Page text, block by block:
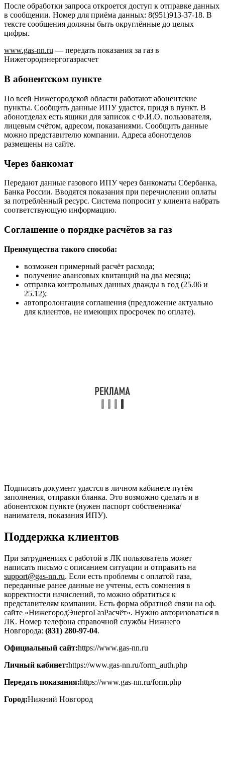
После обработки запроса откроется доступ к отправке данных
в сообщении. Номер для приёма данных: 8(951)913-37-18. В
тексте сообщения должны быть округлённые до целых
цифры.
www.gas-nn.ru — передать показания за газ в
Нижегородэнергогазрасчет
В абонентском пункте
По всей Нижегородской области работают абонентские
пункты. Сообщить данные ИПУ удастся, придя в пункт. В
абонотделах есть ящики для записок с Ф.И.О. пользователя,
лицевым счётом, адресом, показаниями. Сообщить данные
можно представителю компании. Адреса абонотделов
размещены на сайте.
Через банкомат
Передают данные газового ИПУ через банкоматы Сбербанка,
Банка России. Вводятся показания при перечислении оплаты
за потреблённый ресурс. Система попросит у клиента набрать
соответствующую информацию.
Соглашение о порядке расчётов за газ
Преимущества такого способа:
возможен примерный расчёт расхода;
получение авансовых квитанций на два месяца;
отправка контрольных данных дважды в год (25.06 и
25.12);
автопролонгация соглашения (предложение актуально
для клиентов, не имеющих просрочек по оплате).
Подписать документ удастся в личном кабинете путём
заполнения, отправки бланка. Это возможно сделать и в
абонентском пункте (нужен паспорт собственника/
нанимателя, показания ИПУ).
Поддержка клиентов
При затруднениях с работой в ЛК пользователь может
написать письмо с описанием ситуации и отправить на
support@gas-nn.ru. Если есть проблемы с оплатой газа,
переданные ранее данные не учтены, есть сомнения в
корректности начислений, то можно обратиться к
представителям компании. Есть форма обратной связи на оф.
сайте «НижегородЭнергоГазРасчёт». Нужно авторизоваться в
ЛК. Номер телефона справочной службы Нижнего
Новгорода: (831) 280-97-04.
Официальный сайт:https://www.gas-nn.ru
Личный кабинет:https://www.gas-nn.ru/form_auth.php
Передать показания:https://www.gas-nn.ru/form.php
Город:Нижний Новгород